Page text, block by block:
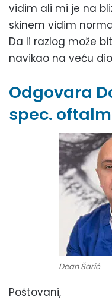
vidim ali mi je na
skinem vidim
Da li razlog može
navikao na veću
Odgovara
spec.
Dean Šarić
Poštovani,